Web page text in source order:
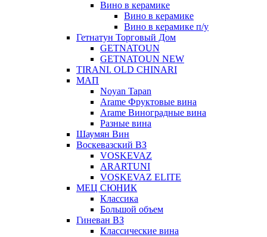
Вино в керамике
Вино в керамике
Вино в керамике п/у
Гетнатун Торговый Дом
GETNATOUN
GETNATOUN NEW
TIRANI. OLD CHINARI
МАП
Noyan Tapan
Arame Фруктовые вина
Arame Виноградные вина
Разные вина
Шаумян Вин
Воскевазский ВЗ
VOSKEVAZ
ARARTUNI
VOSKEVAZ ELITE
МЕЦ СЮНИК
Классика
Большой объем
Гиневан ВЗ
Классические вина